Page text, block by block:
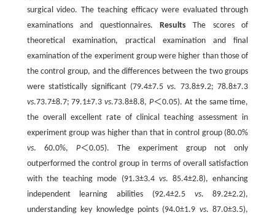
surgical video. The teaching efficacy were evaluated through
examinations and questionnaires. Results The scores of
theoretical examination, practical examination and final
examination of the experiment group were higher than those of
the control group, and the differences between the two groups
were statistically significant (79.4±7.5vs. 73.8±9.2; 78.8±7.3
vs.73.7±8.7; 79.1±7.3vs.73.8±8.8,P＜0.05). At the same time,
the overall excellent rate of clinical teaching assessment in
experiment group was higher than that in control group (80.0%
vs. 60.0%, P＜0.05). The experiment group not only
outperformed the control group in terms of overall satisfaction
with the teaching mode (91.3±3.4 vs. 85.4±2.8), enhancing
independent learning abilities (92.4±2.5 vs. 89.2±2.2),
understanding key knowledge points (94.0±1.9 vs. 87.0±3.5),